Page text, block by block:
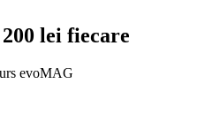
lei fiecare
evoMAG